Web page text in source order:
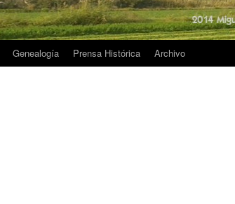
Genealogía Prensa Histórica Archivo